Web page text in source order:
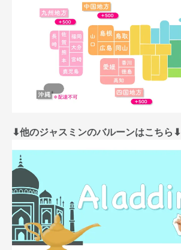
⬇︎他のジャスミンのバルーンはこちら⬇︎